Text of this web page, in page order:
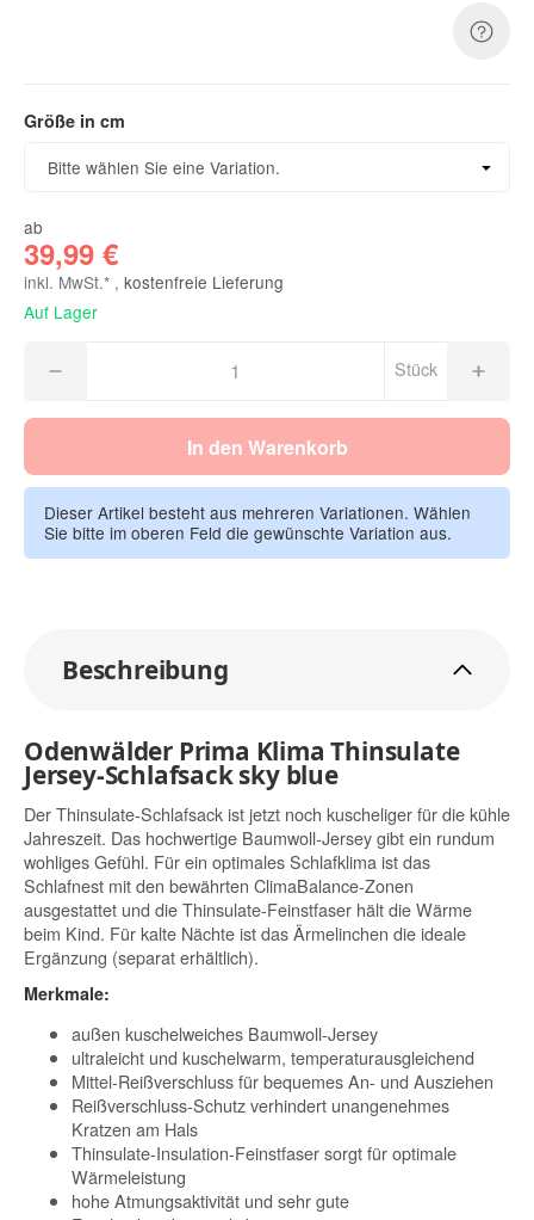
Größe in cm
Bitte wählen Sie eine Variation.
ab
39,99 €
inkl. MwSt.* , kostenfreie Lieferung
Auf Lager
Stück
In den Warenkorb
Dieser Artikel besteht aus mehreren Variationen. Wählen
Sie bitte im oberen Feld die gewünschte Variation aus.
Beschreibung
Odenwälder Prima Klima Thinsulate
Jersey-Schlafsack sky blue
Der Thinsulate-Schlafsack ist jetzt noch kuscheliger für die kühle
Jahreszeit. Das hochwertige Baumwoll-Jersey gibt ein rundum
wohliges Gefühl. Für ein optimales Schlafklima ist das
Schlafnest mit den bewährten ClimaBalance-Zonen
ausgestattet und die Thinsulate-Feinstfaser hält die Wärme
beim Kind. Für kalte Nächte ist das Ärmelinchen die ideale
Ergänzung (separat erhältlich).
Merkmale:
außen kuschelweiches Baumwoll-Jersey
ultraleicht und kuschelwarm, temperaturausgleichend
Mittel-Reißverschluss für bequemes An- und Ausziehen
Reißverschluss-Schutz verhindert unangenehmes
Kratzen am Hals
Thinsulate-Insulation-Feinstfaser sorgt für optimale
Wärmeleistung
hohe Atmungsaktivität und sehr gute